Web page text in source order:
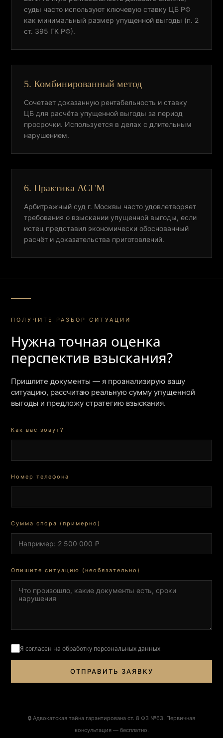
суды часто используют ключевую ставку ЦБ РФ
как минимальный размер упущенной выгоды (п. 2
ст. 395 ГК РФ).
5. Комбинированный метод
Сочетает доказанную рентабельность и ставку
ЦБ для расчёта упущенной выгоды за период
просрочки. Используется в делах с длительным
нарушением.
6. Практика АСГМ
Арбитражный суд г. Москвы часто удовлетворяет
требования о взыскании упущенной выгоды, если
истец представил экономически обоснованный
расчёт и доказательства приготовлений.
ПОЛУЧИТЕ РАЗБОР СИТУАЦИИ
Нужна точная оценка
перспектив взыскания?
Пришлите документы — я проанализирую вашу
ситуацию, рассчитаю реальную сумму упущенной
выгоды и предложу стратегию взыскания.
Как вас зовут?
Номер телефона
Сумма спора (примерно)
Опишите ситуацию (необязательно)
Я согласен на обработку персональных данных
ОТПРАВИТЬ ЗАЯВКУ
🔒 Адвокатская тайна гарантирована ст. 8 ФЗ №63. Первичная
консультация — бесплатно.